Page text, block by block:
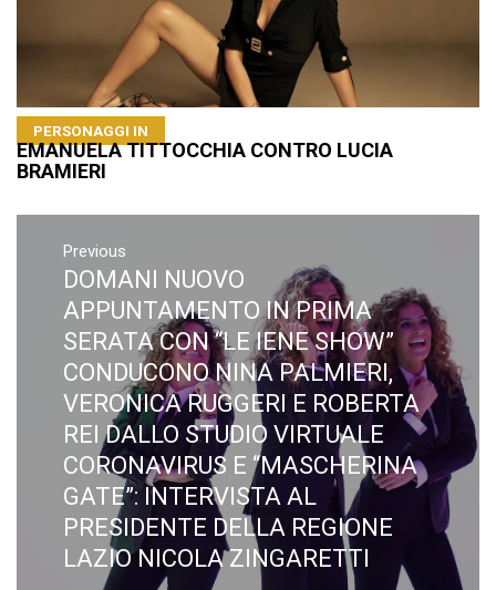
PERSONAGGI IN
EMANUELA TITTOCCHIA CONTRO LUCIA
BRAMIERI
Navigazione
articoli
Previous
Previous
post:
DOMANI NUOVO
APPUNTAMENTO IN PRIMA
SERATA CON “LE IENE SHOW”​
CONDUCONO NINA PALMIERI,
VERONICA RUGGERI E ROBERTA
REI DALLO STUDIO VIRTUALE
CORONAVIRUS E “MASCHERINA
GATE”: INTERVISTA AL
PRESIDENTE DELLA REGIONE
LAZIO NICOLA ZINGARETTI